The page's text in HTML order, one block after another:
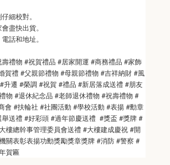
細校對。
盡快出貨。
話和地址。
禮物 #祝賀禮品 #居家開運 #商務禮品 #家飾
賀禮 #父親節禮物 #母親節禮物 #吉祥納財 #風
遷 #榮調 #祝賀 #禮品 #新居落成送禮 #朋友
物 #退休紀念品 #老師退休禮物 #祝壽禮物 #
會 #扶輪社 #社團活動 #學校活動 #表揚 #勳章
送禮 #好彩頭 #過年節慶送禮  #獎盃 #獎牌 #
樓總幹事管理委員會送禮 #大樓建成慶祝 #開
關表彰表揚功勳獎勵獎章獎牌 #消防 #警察 #
賀匾